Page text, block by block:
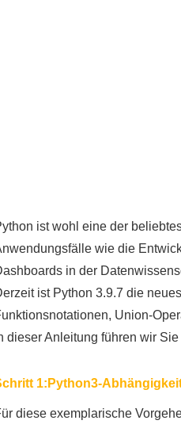
ist wohl eine der
wie die
in der
ist Python 3.9.7 die
Union-
dieser Anleitung führen wir
1:Python3-
diese exemplarische